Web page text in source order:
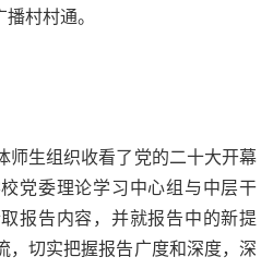
村村通。
生组织收看了党的二十大开幕
党委理论学习中心组与中层干
报告内容，并就报告中的新提
，切实把握报告广度和深度，深